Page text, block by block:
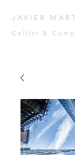
JAVIER
Cellist &